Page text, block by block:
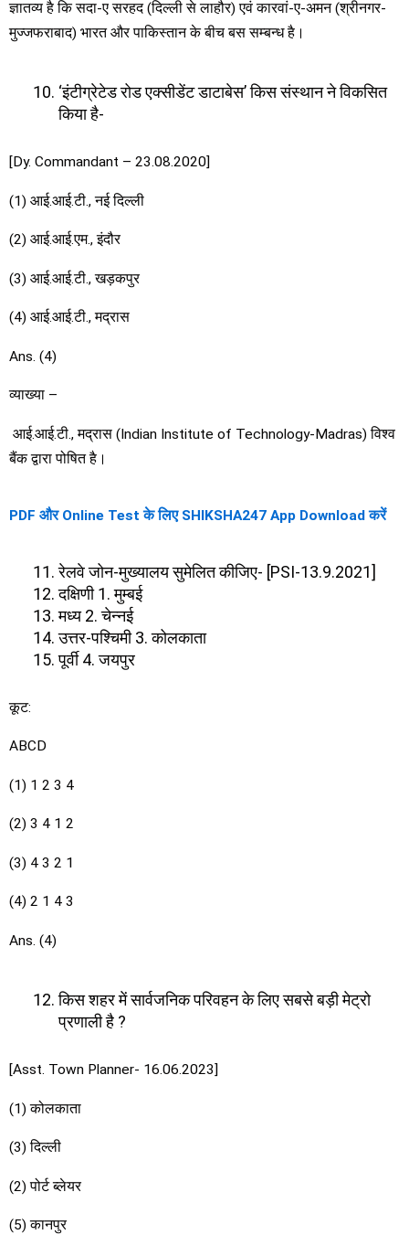
ज्ञातव्य है कि सदा-ए सरहद (दिल्ली से लाहौर) एवं कारवां-ए-अमन (श्रीनगर-
मुज्जफराबाद) भारत और पाकिस्तान के बीच बस सम्बन्ध है।
‘इंटीग्रेटेड रोड एक्सीडेंट डाटाबेस’ किस संस्थान ने विकसित
किया है-
[Dy. Commandant – 23.08.2020]
(1) आई.आई.टी., नई दिल्ली
(2) आई.आई.एम., इंदौर
(3) आई.आई.टी., खड़कपुर
(4) आई.आई.टी., मद्रास
Ans. (4)
व्याख्या –
आई.आई.टी., मद्रास (Indian Institute of Technology-Madras) विश्व
बैंक द्वारा पोषित है।
PDF और Online Test के लिए SHIKSHA247 App Download करें
रेलवे जोन-मुख्यालय सुमेलित कीजिए- [PSI-13.9.2021]
दक्षिणी 1. मुम्बई
मध्य 2. चेन्नई
उत्तर-पश्चिमी 3. कोलकाता
पूर्वी 4. जयपुर
कूट:
ABCD
(1) 1 2 3 4
(2) 3 4 1 2
(3) 4 3 2 1
(4) 2 1 4 3
Ans. (4)
किस शहर में सार्वजनिक परिवहन के लिए सबसे बड़ी मेट्रो
प्रणाली है ?
[Asst. Town Planner- 16.06.2023]
(1) कोलकाता
(3) दिल्ली
(2) पोर्ट ब्लेयर
(5) कानपुर